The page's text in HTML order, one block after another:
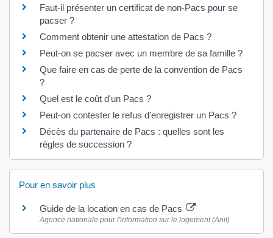
Faut-il présenter un certificat de non-Pacs pour se
pacser ?
Comment obtenir une attestation de Pacs ?
Peut-on se pacser avec un membre de sa famille ?
Que faire en cas de perte de la convention de Pacs
?
Quel est le coût d'un Pacs ?
Peut-on contester le refus d'enregistrer un Pacs ?
Décès du partenaire de Pacs : quelles sont les
règles de succession ?
Pour en savoir plus
Guide de la location en cas de Pacs
Agence nationale pour l'information sur le logement (Anil)